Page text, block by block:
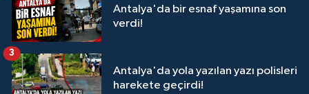
Antalya'da bir esnaf yaşamına son
verdi!
Antalya'da yola yazılan yazı polisleri
harekete geçirdi!
3